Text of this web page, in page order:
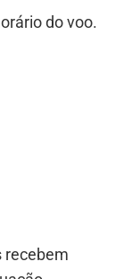
do voo.
recebem